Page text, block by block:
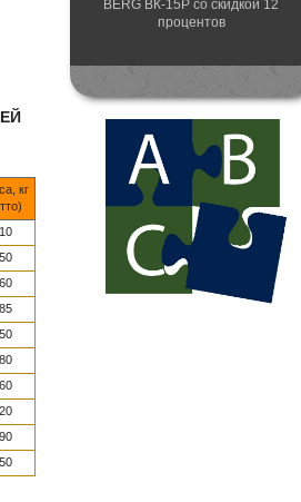
кг
BERG ВК-15Р со скидкой 12
процентов